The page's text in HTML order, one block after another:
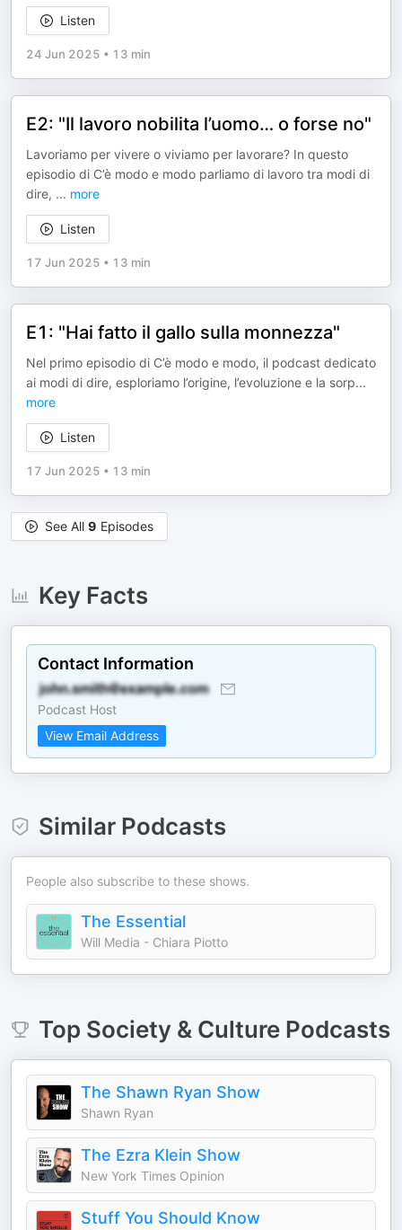
Listen
24 Jun 2025 • 13 min
E2: "Il lavoro nobilita l’uomo… o forse no"
Lavoriamo per vivere o viviamo per lavorare? In questo
episodio di C’è modo e modo parliamo di lavoro tra modi di
dire, ... more
Listen
17 Jun 2025 • 13 min
E1: "Hai fatto il gallo sulla monnezza"
Nel primo episodio di C’è modo e modo, il podcast dedicato
ai modi di dire, esploriamo l’origine, l’evoluzione e la sorp...
more
Listen
17 Jun 2025 • 13 min
See All 9 Episodes
Key Facts
Contact Information
Podcast Host
View Email Address
Similar Podcasts
People also subscribe to these shows.
The Essential
Will Media - Chiara Piotto
Top Society & CulturePodcasts
The Shawn Ryan Show
Shawn Ryan
The Ezra Klein Show
New York Times Opinion
Stuff You Should Know